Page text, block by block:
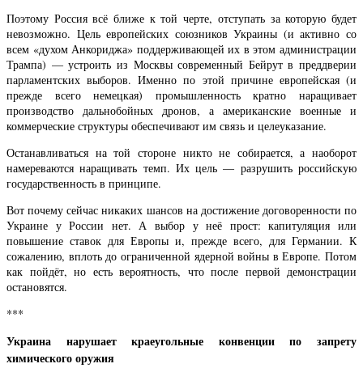
Поэтому Россия всё ближе к той черте, отступать за которую будет
невозможно. Цель европейских союзников Украины (и активно со
всем «духом Анкориджа» поддерживающей их в этом администрации
Трампа) — устроить из Москвы современный Бейрут в преддверии
парламентских выборов. Именно по этой причине европейская (и
прежде всего немецкая) промышленность кратно наращивает
производство дальнобойных дронов, а американские военные и
коммерческие структуры обеспечивают им связь и целеуказание.
Останавливаться на той стороне никто не собирается, а наоборот
намереваются наращивать темп. Их цель — разрушить российскую
государственность в принципе.
Вот почему сейчас никаких шансов на достижение договоренности по
Украине у России нет. А выбор у неё прост: капитуляция или
повышение ставок для Европы и, прежде всего, для Германии. К
сожалению, вплоть до ограниченной ядерной войны в Европе. Потом
как пойдёт, но есть вероятность, что после первой демонстрации
остановятся.
***
Украина нарушает краеугольные конвенции по запрету
химического оружия